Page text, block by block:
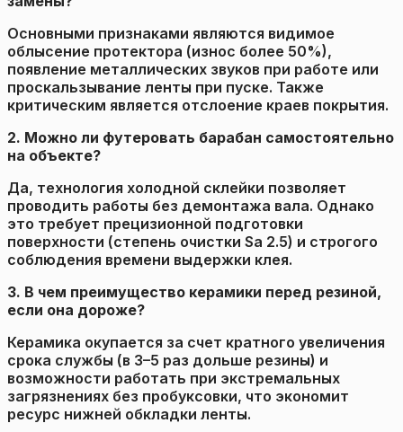
Основными признаками являются видимое
облысение протектора (износ более 50%),
появление металлических звуков при работе или
проскальзывание ленты при пуске. Также
критическим является отслоение краев покрытия.
2. Можно ли футеровать барабан самостоятельно
на объекте?
Да, технология холодной склейки позволяет
проводить работы без демонтажа вала. Однако
это требует прецизионной подготовки
поверхности (степень очистки Sa 2.5) и строгого
соблюдения времени выдержки клея.
3. В чем преимущество керамики перед резиной,
если она дороже?
Керамика окупается за счет кратного увеличения
срока службы (в 3–5 раз дольше резины) и
возможности работать при экстремальных
загрязнениях без пробуксовки, что экономит
ресурс нижней обкладки ленты.